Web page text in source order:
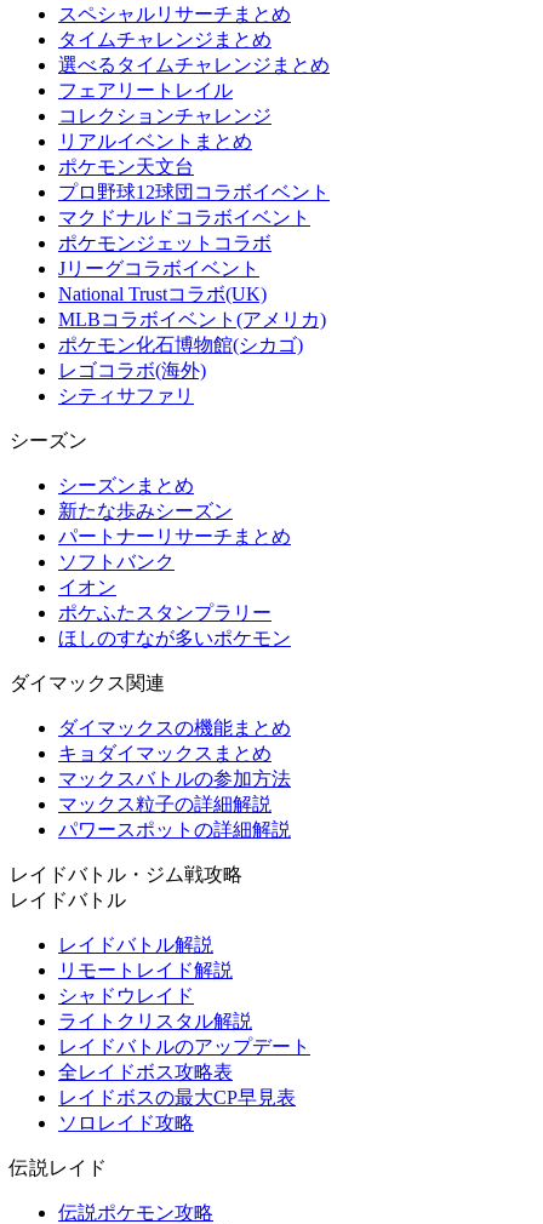
スペシャルリサーチまとめ
タイムチャレンジまとめ
選べるタイムチャレンジまとめ
フェアリートレイル
コレクションチャレンジ
リアルイベントまとめ
ポケモン天文台
プロ野球12球団コラボイベント
マクドナルドコラボイベント
ポケモンジェットコラボ
Jリーグコラボイベント
National Trustコラボ(UK)
MLBコラボイベント(アメリカ)
ポケモン化石博物館(シカゴ)
レゴコラボ(海外)
シティサファリ
シーズン
シーズンまとめ
新たな歩みシーズン
パートナーリサーチまとめ
ソフトバンク
イオン
ポケふたスタンプラリー
ほしのすなが多いポケモン
ダイマックス関連
ダイマックスの機能まとめ
キョダイマックスまとめ
マックスバトルの参加方法
マックス粒子の詳細解説
パワースポットの詳細解説
レイドバトル・ジム戦攻略
レイドバトル
レイドバトル解説
リモートレイド解説
シャドウレイド
ライトクリスタル解説
レイドバトルのアップデート
全レイドボス攻略表
レイドボスの最大CP早見表
ソロレイド攻略
伝説レイド
伝説ポケモン攻略